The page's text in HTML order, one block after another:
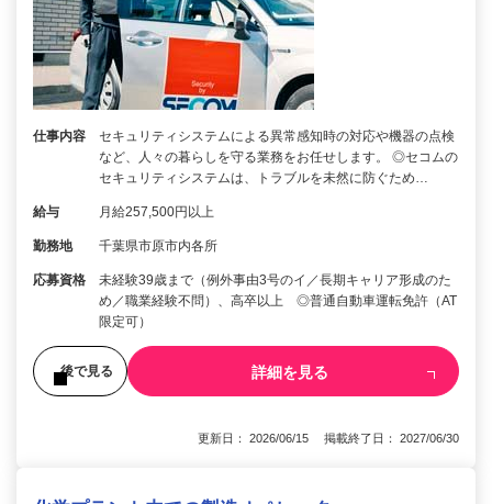
仕事内容
セキュリティシステムによる異常感知時の対応や機器の点検
など、人々の暮らしを守る業務をお任せします。 ◎セコムの
セキュリティシステムは、トラブルを未然に防ぐため…
給与 月給257,500円以上
勤務地 千葉県市原市内各所
応募資格
未経験39歳まで（例外事由3号のイ／長期キャリア形成のた
め／職業経験不問）、高卒以上 ◎普通自動車運転免許（AT
限定可）
後で見る 詳細を見る
更新日： 2026/06/15 掲載終了日： 2027/06/30